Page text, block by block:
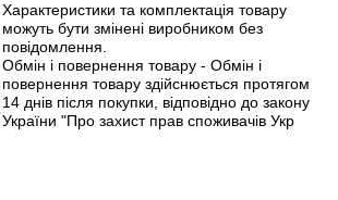
Характеристики та комплектація товару
можуть бути змінені виробником без
повідомлення.
Обмін і повернення товару - Обмін і
повернення товару здійснюється протягом
14 днів після покупки, відповідно до закону
України "Про захист прав споживачів Укр